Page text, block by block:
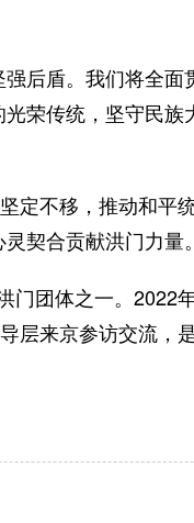
后盾。我们将全面
荣传统，坚守民族
定不移，推动和平
契合贡献洪门力量。
团体之一。2022
层来京参访交流，